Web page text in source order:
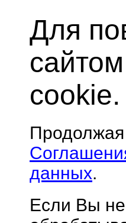
Для
cookie.
данных.
Если Вы не